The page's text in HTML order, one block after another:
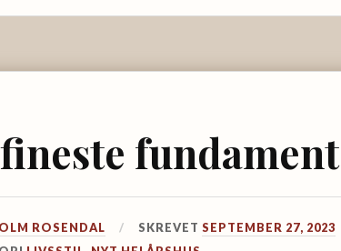
fundament
ROSENDAL SKREVETSEPTEMBER 27, 2023